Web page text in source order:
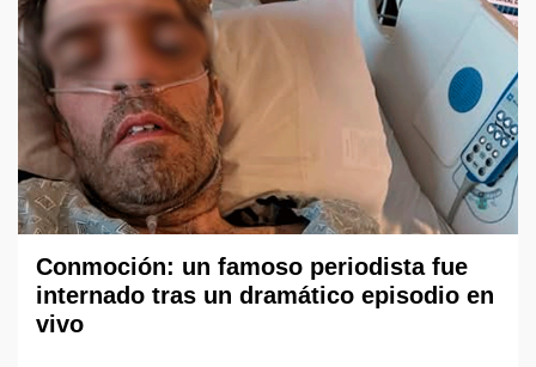
Conmoción: un famoso periodista fue
internado tras un dramático episodio en
vivo